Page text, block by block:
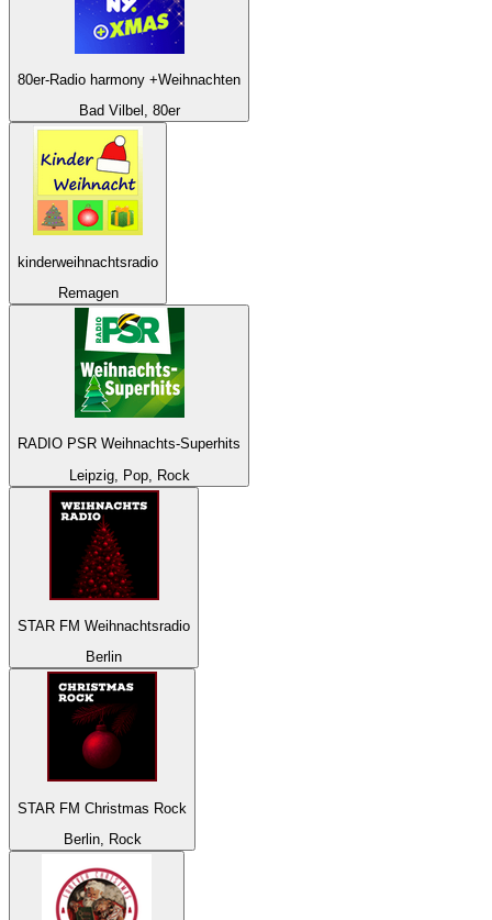
80er-Radio harmony +Weihnachten
Bad Vilbel, 80er
kinderweihnachtsradio
Remagen
RADIO PSR Weihnachts-Superhits
Leipzig, Pop, Rock
STAR FM Weihnachtsradio
Berlin
STAR FM Christmas Rock
Berlin, Rock